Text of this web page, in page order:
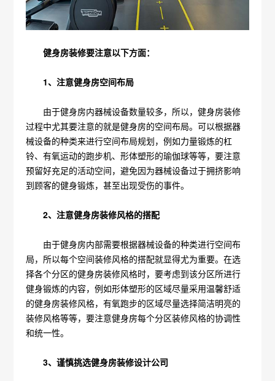
健身房装修要注意以下方面：
1、注意健身房空间布局
由于健身房内器械设备数量较多，所以，健身房装修
过程中尤其要注意的就是健身房的空间布局。可以根据器
械设备的种类来进行空间布局规划，例如力量锻炼的杠
铃、有氧运动的跑步机、形体塑形的瑜伽球等等，要注意
预留好充足的活动空间，避免因为器械设备过于拥挤影响
到顾客的健身锻炼，甚至出现受伤的事件。
2、注意健身房装修风格的搭配
由于健身房内部需要根据器械设备的种类进行空间布
局，所以每个空间装修风格的搭配就显得尤为重要。在选
择各个分区的健身房装修风格时，要考虑到该分区所进行
健身锻炼的内容，例如形体塑形的区域尽量采用温馨舒适
的健身房装修风格，有氧跑步的区域尽量选择简洁明亮的
装修风格等等，要注意健身房每个分区装修风格的协调性
和统一性。
3、谨慎挑选健身房装修设计公司